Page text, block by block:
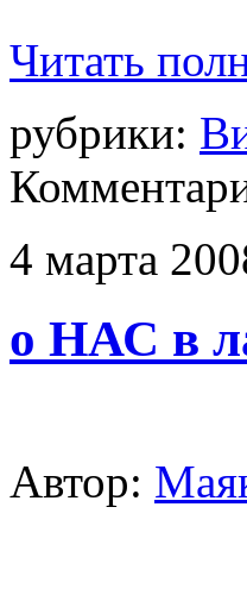
Читать
рубрики:
4 марта
о НАС в
Автор: